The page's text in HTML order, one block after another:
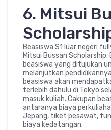
6. Mitsui
Beasiswa S1 luar negeri
Mitsui Bussan Scholarship.
beasiswa yang ditujukan
melanjutkan
beasiswa akan
terlebih dahulu di Tokyo
masuk kuliah. Cakupan
antaranya biaya
Jepang, tiket pesawat,
biaya kedatangan.